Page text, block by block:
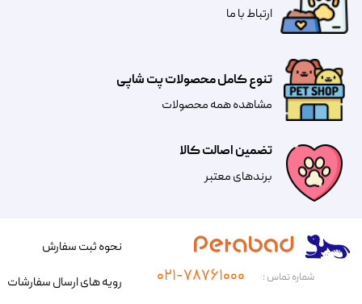
تضمین اصالت کالا
​​برندهای معتبر​​​​​​​
تنوع کامل محصولات پت شاپی
مشاهده همه محصولات
​​​ارتباط با ما
شماره تماس : ۰۲۱-۷۸۷۶۱۰۰۰
نحوه ثبت سفارش
رویه های ارسال سفارشات